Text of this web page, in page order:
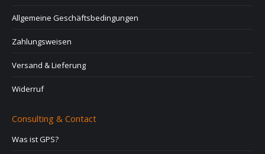
Allgemeine Geschäftsbedingungen
Zahlungsweisen
Versand & Lieferung
Widerruf
Consulting & Contact
Was ist GPS?